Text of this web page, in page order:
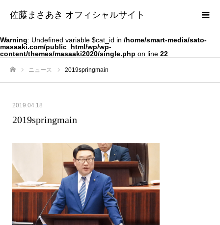
佐藤まさあき オフィシャルサイト
Warning: Undefined variable $cat_id in /home/smart-media/sato-
masaaki.com/public_html/wp/wp-
content/themes/masaaki2020/single.php on line 22
ニュース 2019springmain
2019.04.18
2019springmain